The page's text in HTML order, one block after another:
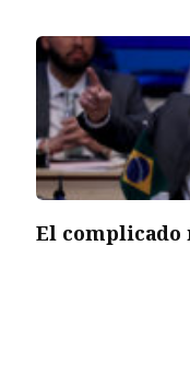
El complicado